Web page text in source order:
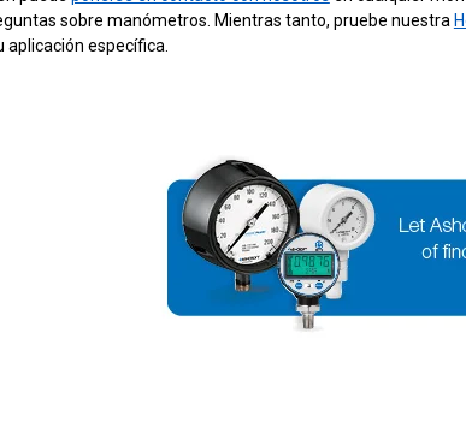
sobre manómetros. Mientras tanto, pruebe nuestra
aplicación específica.